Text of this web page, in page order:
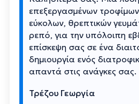
επεξεργασμένων
εύκολων, θρεπτικών
ρεπό, για την υπόλοιπη
επίσκεψη σας σε ένα
δημιουργία ενός
απαντά στις ανάγκες σας.
Τρέζου Γεωργία